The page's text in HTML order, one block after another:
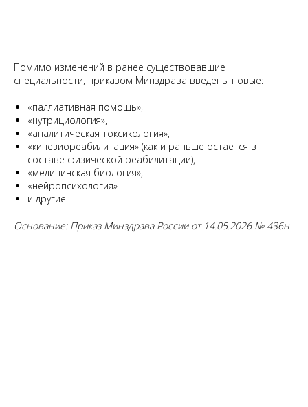
Помимо изменений в ранее существовавшие
специальности, приказом Минздрава введены новые:
«паллиативная помощь»,
«нутрициология»,
«аналитическая токсикология»,
«кинезиореабилитация» (как и раньше остается в
составе физической реабилитации),
«медицинская биология»,
«нейропсихология»
и другие.
Основание: Приказ Минздрава России от 14.05.2026 № 436н